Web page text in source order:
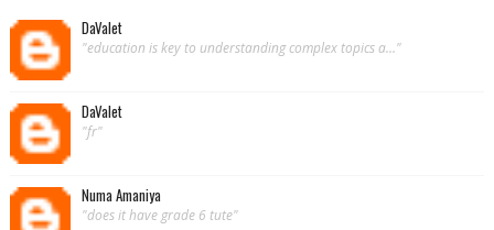
DaValet
"education is key to understanding complex topics a..."
DaValet
"fr"
Numa Amaniya
"does it have grade 6 tute"